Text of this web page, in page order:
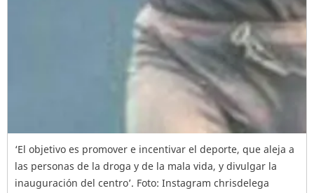
‘El objetivo es promover e incentivar el deporte, que aleja a
las personas de la droga y de la mala vida, y divulgar la
inauguración del centro’. Foto: Instagram chrisdelega